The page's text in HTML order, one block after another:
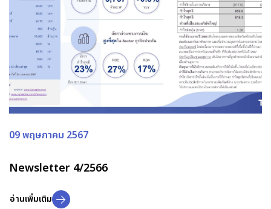
09 พฤษภาคม 2567
Newsletter 4/2566
อ่านเพิ่มเติม